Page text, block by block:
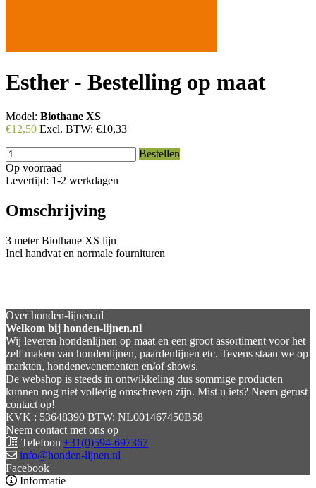
Esther - Bestelling op maat
Model: Biothane XS
€12,50 Excl. BTW: €10,33
Bestellen
Op voorraad
Levertijd: 1-2 werkdagen
Omschrijving
3 meter Biothane XS lijn
Incl handvat en normale fournituren
Over honden-lijnen.nl
Welkom bij honden-lijnen.nl
Wij leveren hondenlijnen op maat en een groot assortiment voor het
zelf maken van hondenlijnen, paardenlijnen etc. Tevens staan we op
markten, hondenevenementen en/of shows.
De webshop is steeds in ontwikkeling dus sommige producten
kunnen nog niet volledig omschreven zijn. Mist u iets? Neem gerust
contact op!
KVK : 53648390 BTW: NL001467450B58
Neem contact met ons op
Telefoon +31(0)594-697367
info@honden-lijnen.nl
Facebook
Informatie